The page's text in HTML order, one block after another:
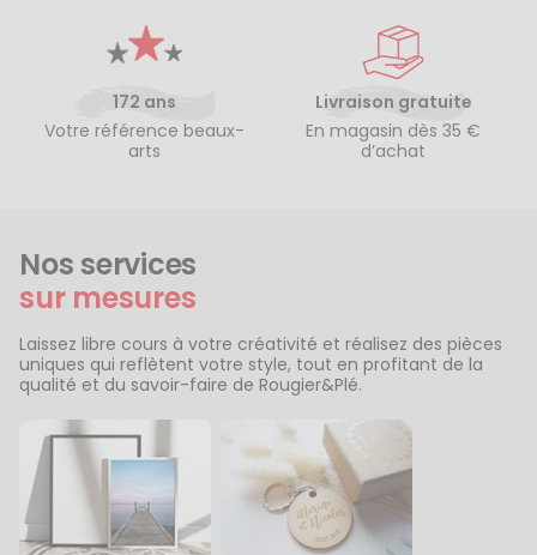
172 ans
Votre référence beaux-
arts
Livraison gratuite
En magasin dès 35 €
d’achat
Nos services
sur mesures
Laissez libre cours à votre créativité et réalisez des pièces
uniques qui reflètent votre style, tout en profitant de la
qualité et du savoir-faire de Rougier&Plé.